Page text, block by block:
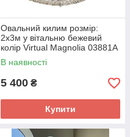
Овальний килим розмір:
2x3м у вітальню бежевий
колір Virtual Magnolia 03881A
ivory
В наявності
5 400 ₴
Купити